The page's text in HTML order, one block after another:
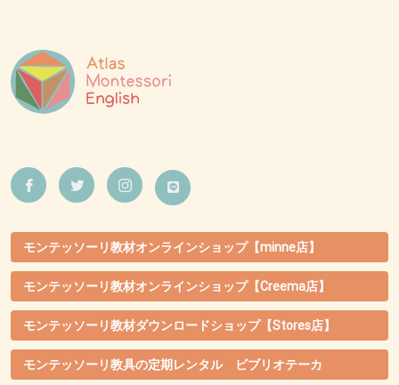
モンテッソーリ教材オンラインショップ【minne店】
モンテッソーリ教材オンラインショップ【Creema店】
モンテッソーリ教材ダウンロードショップ【Stores店】
モンテッソーリ教具の定期レンタル ビブリオテーカ